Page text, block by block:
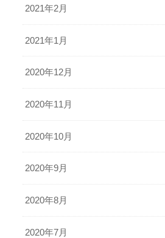
2021年2月
2021年1月
2020年12月
2020年11月
2020年10月
2020年9月
2020年8月
2020年7月